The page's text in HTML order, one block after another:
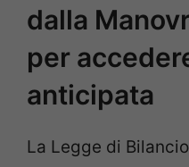
dalla
per
anticipata
La Legge di